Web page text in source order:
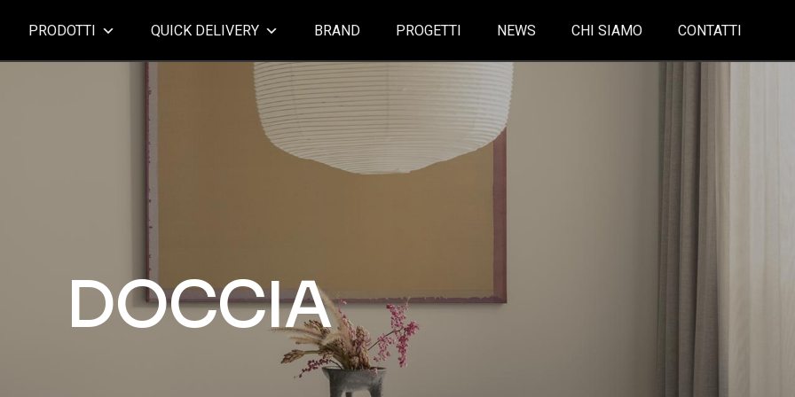
PRODOTTI QUICK DELIVERY BRAND PROGETTI NEWS CHI SIAMO CONTATTI
DOCCIA